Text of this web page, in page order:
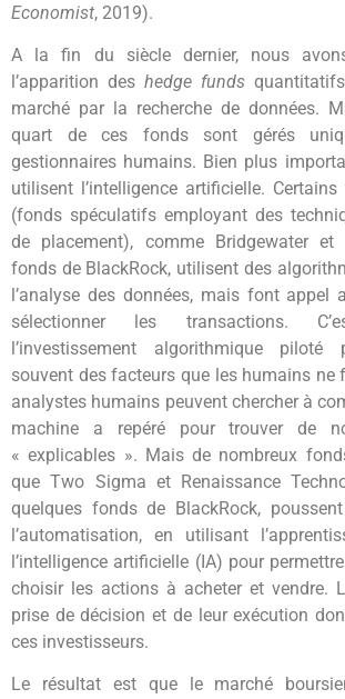
Economist, 2019).
A la fin du siècle dernier, nous
l’apparition des hedge funds
marché par la recherche de données.
quart de ces fonds sont gérés
gestionnaires humains. Bien plus
utilisent l’intelligence artificielle.
(fonds spéculatifs employant des
de placement), comme Bridgewater
fonds de BlackRock, utilisent des
l’analyse des données, mais font appel
sélectionner les transactions.
l’investissement algorithmique piloté
souvent des facteurs que les humains ne
analystes humains peuvent chercher à
machine a repéré pour trouver de
« explicables ». Mais de nombreux
que Two Sigma et Renaissance
quelques fonds de BlackRock,
l’automatisation, en utilisant
l’intelligence artificielle (IA) pour
choisir les actions à acheter et vendre.
prise de décision et de leur exécution
ces investisseurs.
Le résultat est que le marché